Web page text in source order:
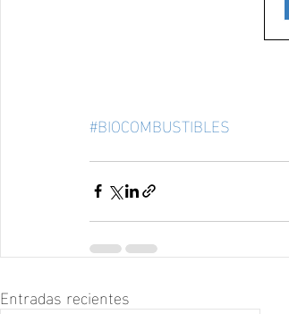
#BIOCOMBUSTIBLES
Entradas recientes